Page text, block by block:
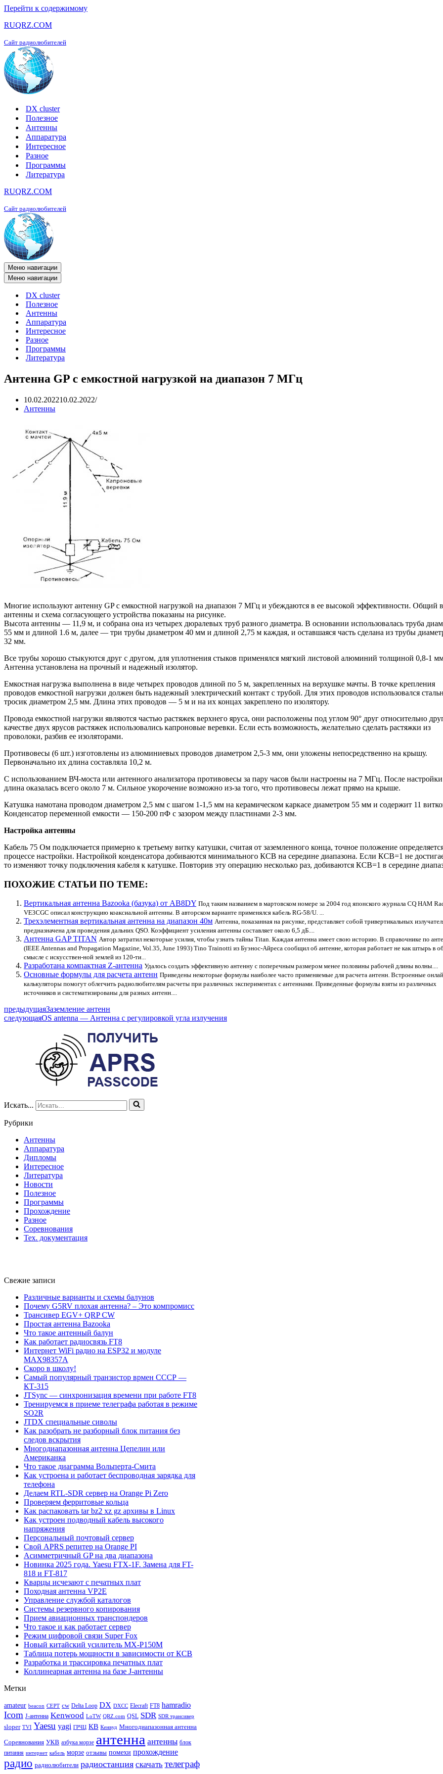
Перейти к содержимому
RUQRZ.COM
Сайт радиолюбителей
DX cluster
Полезное
Антенны
Аппаратура
Интересное
Разное
Программы
Литература
RUQRZ.COM
Сайт радиолюбителей
Меню навигации
Меню навигации
DX cluster
Полезное
Антенны
Аппаратура
Интересное
Разное
Программы
Литература
Антенна GP с емкостной нагрузкой на диапазон 7 МГц
10.02.202210.02.2022
Антенны
Многие используют антенну GP с емкостной нагрузкой на диапазон 7 МГц и убеждаются в ее высокой эффективности. Общий
антенны и схема согласующего устройства показаны на рисунке.
Высота антенны — 11,9 м, и собрана она из четырех дюралевых труб разного диаметра. В основании использовалась труба
55 мм и длиной 1.6 м, далее — три трубы диаметром 40 мм и длиной 2,75 м каждая, и оставшаяся часть сделана из трубы
32 мм.
Все трубы хорошо стыкуются друг с другом, для уплотнения стыков применялся мягкий листовой алюминий толщиной 0,8-1
Антенна установлена на прочный и надежный изолятор.
Емкостная нагрузка выполнена в виде четырех проводов длиной по 5 м, закрепленных на верхушке мачты. В точке крепления
проводов емкостной нагрузки должен быть надежный электрический контакт с трубой. Для этих проводов использовался
тросик диаметром 2,5 мм. Длина этих проводов — 5 м и на их концах закреплено по изолятору.
Провода емкостной нагрузки являются частью растяжек верхнего яруса, они расположены под углом 90° друг относительно
качестве двух ярусов растяжек использовались капроновые веревки. Если есть возможность, желательно сделать растяжки из
проволоки, разбив ее изоляторами.
Противовесы (6 шт.) изготовлены из алюминиевых проводов диаметром 2,5-3 мм, они уложены непосредственно на крышу.
Первоначально их длина составляла 10,2 м.
С использованием ВЧ-моста или антенного анализатора противовесы за пару часов были настроены на 7 МГц. После
длина оказалась всего около 7 м. Сильное укорочение возможно из-за того, что противовесы лежат прямо на крыше.
Катушка намотана проводом диаметром 2,5 мм с шагом 1-1,5 мм на керамическом каркасе диаметром 55 мм и содержит 11
Конденсатор переменной емкости — 150-200 пФ с зазором между пластинами 2-3 мм.
Настройка антенны
Кабель 75 Ом подключается примерно к третьему витку катушки, считая от заземленного конца, точное положение
процессе настройки. Настройкой конденсатора добиваются минимального КСВ на середине диапазона. Если КСВ=1 не
то изменяют точку подключения кабеля к катушке. Повторив эту операцию несколько раз, добиваются КСВ=1 в середине
ПОХОЖИЕ СТАТЬИ ПО ТЕМЕ:
Вертикальная антенна Bazooka (базука) от AB8DY Под таким названием в мартовском номере за 2004 год японского журнала CQ НАМ
VE3CGC описал конструкцию коаксиальной антенны. В авторском варианте применялся кабель RG-58/U. ...
Трехэлементная вертикальная антенна на диапазон 40м Антенна, показанная на рисунке, представляет собой тривертикальных
предназначена для проведения дальних QSO. Коэффициент усиления антенны составляет около 6,5 дБ....
Антенна GAP TITAN Автор затратил некоторые усилия, чтобы узнать тайны Titan. Каждая антенна имеет свою историю. В справочнике по
(IEEE Antennas and Propagation Magazine, Vol.35, June 1993) Tino Trainotti из Буэнос-Айреса сообщил об антенне, которая работает не как штырь в
смысле с искусствен-ной землей из 120-ти...
Разработана компактная Z-антенна Удалось создать эффективную антенну с поперечным размером менее половины рабочей длины волны....
Основные формулы для расчета антенн Приведены некоторые формулы наиболее часто применяемые для расчета антенн. Встроенные
калькуляторы помогут облегчить радиолюбителям расчеты при различных экспериментах с антеннами. Приведенные формулы взяты из различных
источников и систематизированы для разных антенн....
предыдущаяЗаземление антенн
следующаяOS antenna — Антенна с регулировкой угла излучения
Искать...
Рубрики
Антенны
Аппаратура
Дипломы
Интересное
Литература
Новости
Полезное
Программы
Прохождение
Разное
Соревнования
Тех. документация
Свежие записи
Различные варианты и схемы балунов
Почему G5RV плохая антенна? – Это компромисс
Трансивер EGV+ QRP CW
Простая антенна Bazooka
Что такое антенный балун
Как работает радиосвязь FT8
Интернет WiFi радио на ESP32 и модуле
MAX98357A
Скоро в школу!
Самый популярный транзистор врмен СССР —
КТ-315
JTSync — синхронизация времени при работе FT8
Тренируемся в приеме телеграфа работая в режиме
SO2R
JTDX специальные сиволы
Как разобрать не разборный блок питания без
следов вскрытия
Многодиапазонная антенна Цепелин или
Американка
Что такое диаграмма Вольперта-Смита
Как устроена и работает беспроводная зарядка для
телефона
Делаем RTL-SDR сервер на Orange Pi Zero
Проверяем ферритовые кольца
Как распаковать tar bz2 xz gz архивы в Linux
Как устроен подводный кабель высокого
напряжения
Персональный почтовый сервер
Свой APRS репитер на Orange PI
Асимметричный GP на два диапазона
Новинка 2025 года. Yaesu FTX-1F. Замена для FT-
818 и FT-817
Кварцы исчезают с печатных плат
Походная антенна VP2E
Управление службой каталогов
Системы резервного копирования
Прием авиационных транспондеров
Что такое и как работает сервер
Режим цифровой связи Super Fox
Новый китайский усилитель MX-P150M
Таблица потерь мощности в зависимости от КСВ
Разработка и трассировка печатных плат
Коллинеарная антенна на базе J-антенны
Метки
amateur beacon CEPT cw Delta Loop DX DXCC Elecraft FT8 hamradio
Icom J-антенна Kenwood LoTW QRZ.com QSL SDR SDR трансивер
sloper TVI Yaesu yagi ГРЧЦ КВ Кенвуд Многодиапазонная антенна
Соревнования УКВ азбука морзе антенна антенны блок
питания интернет кабель морзе отзывы помехи прохождение
радио радиолюбители радиостанция скачать телеграф